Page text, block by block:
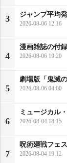
3
ジャンプ平均
2026-08-06 12:16
4
漫画雑誌の付
2026-08-06 19:20
5
劇場版「鬼滅
2026-08-06 04:00
6
ミュージカル
2026-08-04 18:15
7
呪術廻戦フェ
2026-08-04 19:12